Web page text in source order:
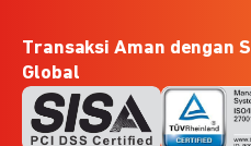
Transaksi Aman dengan
Global